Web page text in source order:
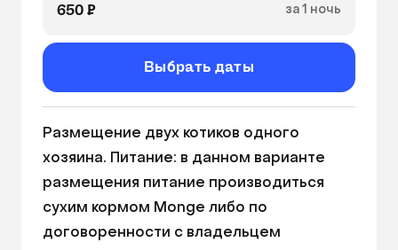
650 ₽ за 1 ночь
Выбрать даты
Размещение двух котиков одного
хозяина. Питание: в данном варианте
размещения питание производиться
сухим кормом Monge либо по
договоренности с владельцем